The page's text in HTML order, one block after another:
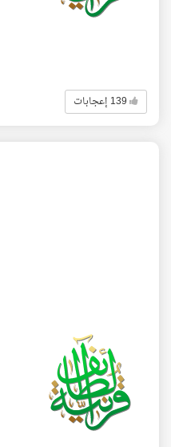
139 إعجابات